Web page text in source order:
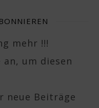
mehr !!!
an, um diesen
neue Beiträge